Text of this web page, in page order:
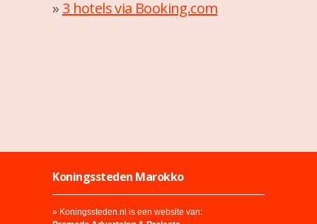
» 3 hotels via Booking.com
Koningssteden Marokko
» Koningssteden.nl is een website van: